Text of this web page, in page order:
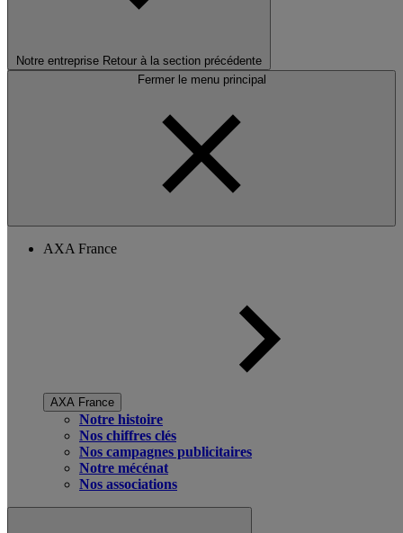
Notre entreprise Retour à la section précédente
Fermer le menu principal
AXA France
AXA France
Notre histoire
Nos chiffres clés
Nos campagnes publicitaires
Notre mécénat
Nos associations